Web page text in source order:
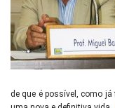
de que é possível, como